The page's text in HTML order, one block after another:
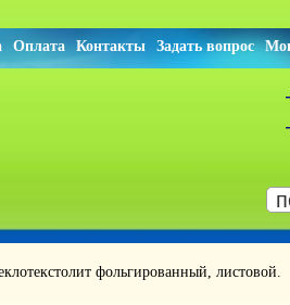
Оплата Контакты Задать вопрос
фольгированный, листовой.